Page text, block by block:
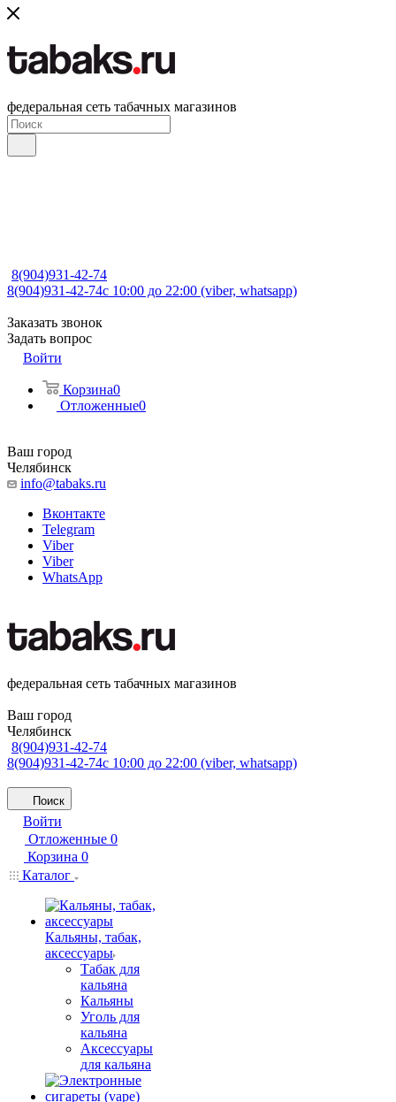
федеральная сеть табачных магазинов
8(904)931-42-74
8(904)931-42-74с 10:00 до 22:00 (viber, whatsapp)
Заказать звонок
Задать вопрос
Войти
Корзина0
Отложенные0
Ваш город
Челябинск
info@tabaks.ru
Вконтакте
Telegram
Viber
Viber
WhatsApp
федеральная сеть табачных магазинов
Ваш город
Челябинск
8(904)931-42-74
8(904)931-42-74с 10:00 до 22:00 (viber, whatsapp)
Поиск
Войти
Отложенные 0
Корзина 0
Каталог
Кальяны, табак,
аксессуары
Табак для
кальяна
Кальяны
Уголь для
кальяна
Аксессуары
для кальяна